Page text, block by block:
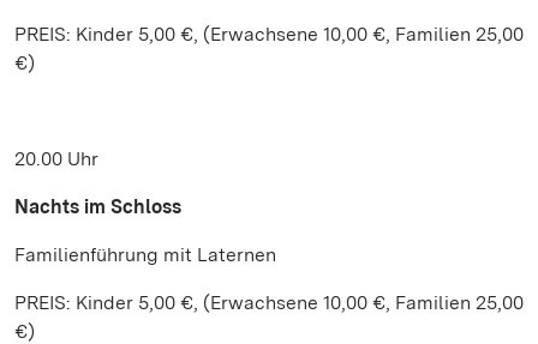
PREIS: Kinder 5,00 €, (Erwachsene 10,00 €, Familien 25,00
€)
20.00 Uhr
Nachts im Schloss
Familienführung mit Laternen
PREIS: Kinder 5,00 €, (Erwachsene 10,00 €, Familien 25,00
€)